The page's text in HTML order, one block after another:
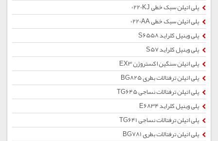
پلی اتیلن سبک خطی 0220KJ
پلی اتیلن سبک خطی 0220AA
پلی وینیل کلراید S6558
پلی وینیل کلراید S57
پلی اتیلن سنگین اکستروژن EX3
پلی اتیلن ترفتالات بطری BG825
پلی اتیلن ترفتالات نساجی TG645
پلی وینیل کلراید E6834
پلی اتیلن ترفتالات نساجی TG641
پلی اتیلن ترفتالات بطری BG781